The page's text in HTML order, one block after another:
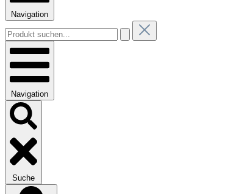
Navigation
Navigation
Suche